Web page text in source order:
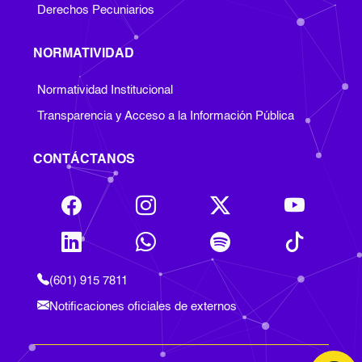
Derechos Pecuniarios
NORMATIVIDAD
Footer Normatividad
Normatividad Institucional
Transparencia y Acceso a la Información Pública
CONTÁCTANOS
(601) 915 7811
Notificaciones oficiales de externos